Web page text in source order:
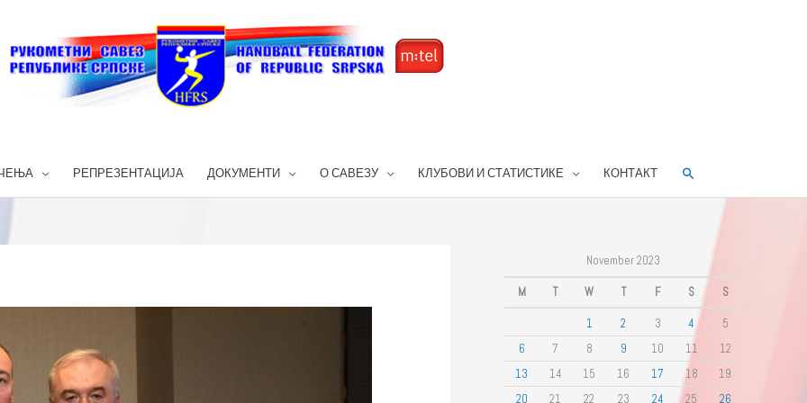
РЕПРЕЗЕНТАЦИЈА ДОКУМЕНТИ О САВЕЗУ КЛУБОВИ И СТАТИСТИКЕ КОНТАКТ Search
November 2023
M T W T F S S
1 2 3 4
5
6
7 8 9 10 11
12
13
14 15 16 17 18
19
20
21 22 23 24 25
26